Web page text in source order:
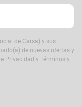
de Carsa) y sus
de nuevas ofertas y
Privacidad y Términos y